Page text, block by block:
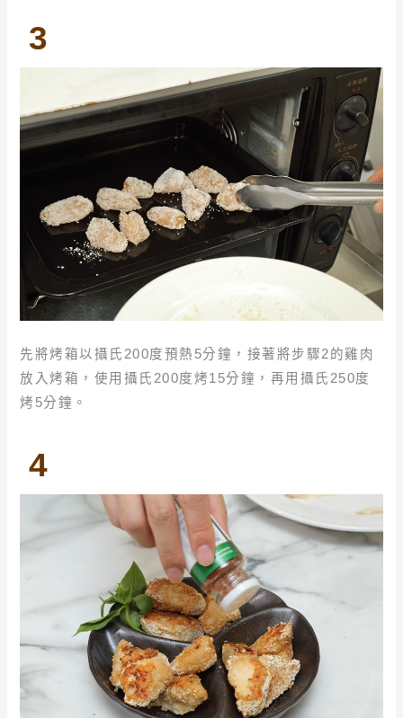
3
先將烤箱以攝氏200度預熱5分鐘，接著將步驟2的雞肉
放入烤箱，使用攝氏200度烤15分鐘，再用攝氏250度
烤5分鐘。
4